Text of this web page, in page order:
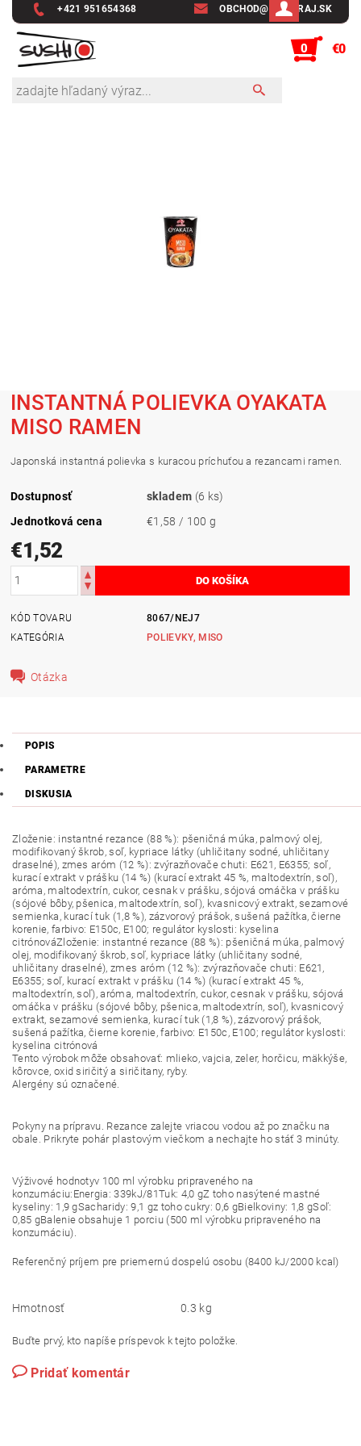
+421 951654368 OBCHOD@SUSHIRAJ.SK
0 €0
INSTANTNÁ POLIEVKA OYAKATA
MISO RAMEN
Japonská instantná polievka s kuracou príchuťou a rezancami ramen.
Dostupnosť skladem (6 ks)
Jednotková cena
€1,58 / 100 g
€1,52
KÓD TOVARU
8067/NEJ7
KATEGÓRIA
POLIEVKY, MISO
Otázka
POPIS
PARAMETRE
DISKUSIA
Zloženie: instantné rezance (88 %): pšeničná múka, palmový olej,
modifikovaný škrob, soľ, kypriace látky (uhličitany sodné, uhličitany
draselné), zmes aróm (12 %): zvýrazňovače chuti: E621, E6355; soľ,
kurací extrakt v prášku (14 %) (kurací extrakt 45 %, maltodextrín, soľ),
aróma, maltodextrín, cukor, cesnak v prášku, sójová omáčka v prášku
(sójové bôby, pšenica, maltodextrín, soľ), kvasnicový extrakt, sezamové
semienka, kurací tuk (1,8 %), zázvorový prášok, sušená pažítka, čierne
korenie, farbivo: E150c, E100; regulátor kyslosti: kyselina
citrónováZloženie: instantné rezance (88 %): pšeničná múka, palmový
olej, modifikovaný škrob, soľ, kypriace látky (uhličitany sodné,
uhličitany draselné), zmes aróm (12 %): zvýrazňovače chuti: E621,
E6355; soľ, kurací extrakt v prášku (14 %) (kurací extrakt 45 %,
maltodextrín, soľ), aróma, maltodextrín, cukor, cesnak v prášku, sójová
omáčka v prášku (sójové bôby, pšenica, maltodextrín, soľ), kvasnicový
extrakt, sezamové semienka, kurací tuk (1,8 %), zázvorový prášok,
sušená pažítka, čierne korenie, farbivo: E150c, E100; regulátor kyslosti:
kyselina citrónová
Tento výrobok môže obsahovať: mlieko, vajcia, zeler, horčicu, mäkkýše,
kôrovce, oxid siričitý a siričitany, ryby.
Alergény sú označené.
Pokyny na prípravu. Rezance zalejte vriacou vodou až po značku na
obale. Prikryte pohár plastovým viečkom a nechajte ho stáť 3 minúty.
Výživové hodnotyv 100 ml výrobku pripraveného na
konzumáciu:Energia: 339kJ/81Tuk: 4,0 gZ toho nasýtené mastné
kyseliny: 1,9 gSacharidy: 9,1 gz toho cukry: 0,6 gBielkoviny: 1,8 gSoľ:
0,85 gBalenie obsahuje 1 porciu (500 ml výrobku pripraveného na
konzumáciu).
Referenčný príjem pre priemernú dospelú osobu (8400 kJ/2000 kcal)
Hmotnosť 0.3 kg
Buďte prvý, kto napíše príspevok k tejto položke.
Pridať komentár